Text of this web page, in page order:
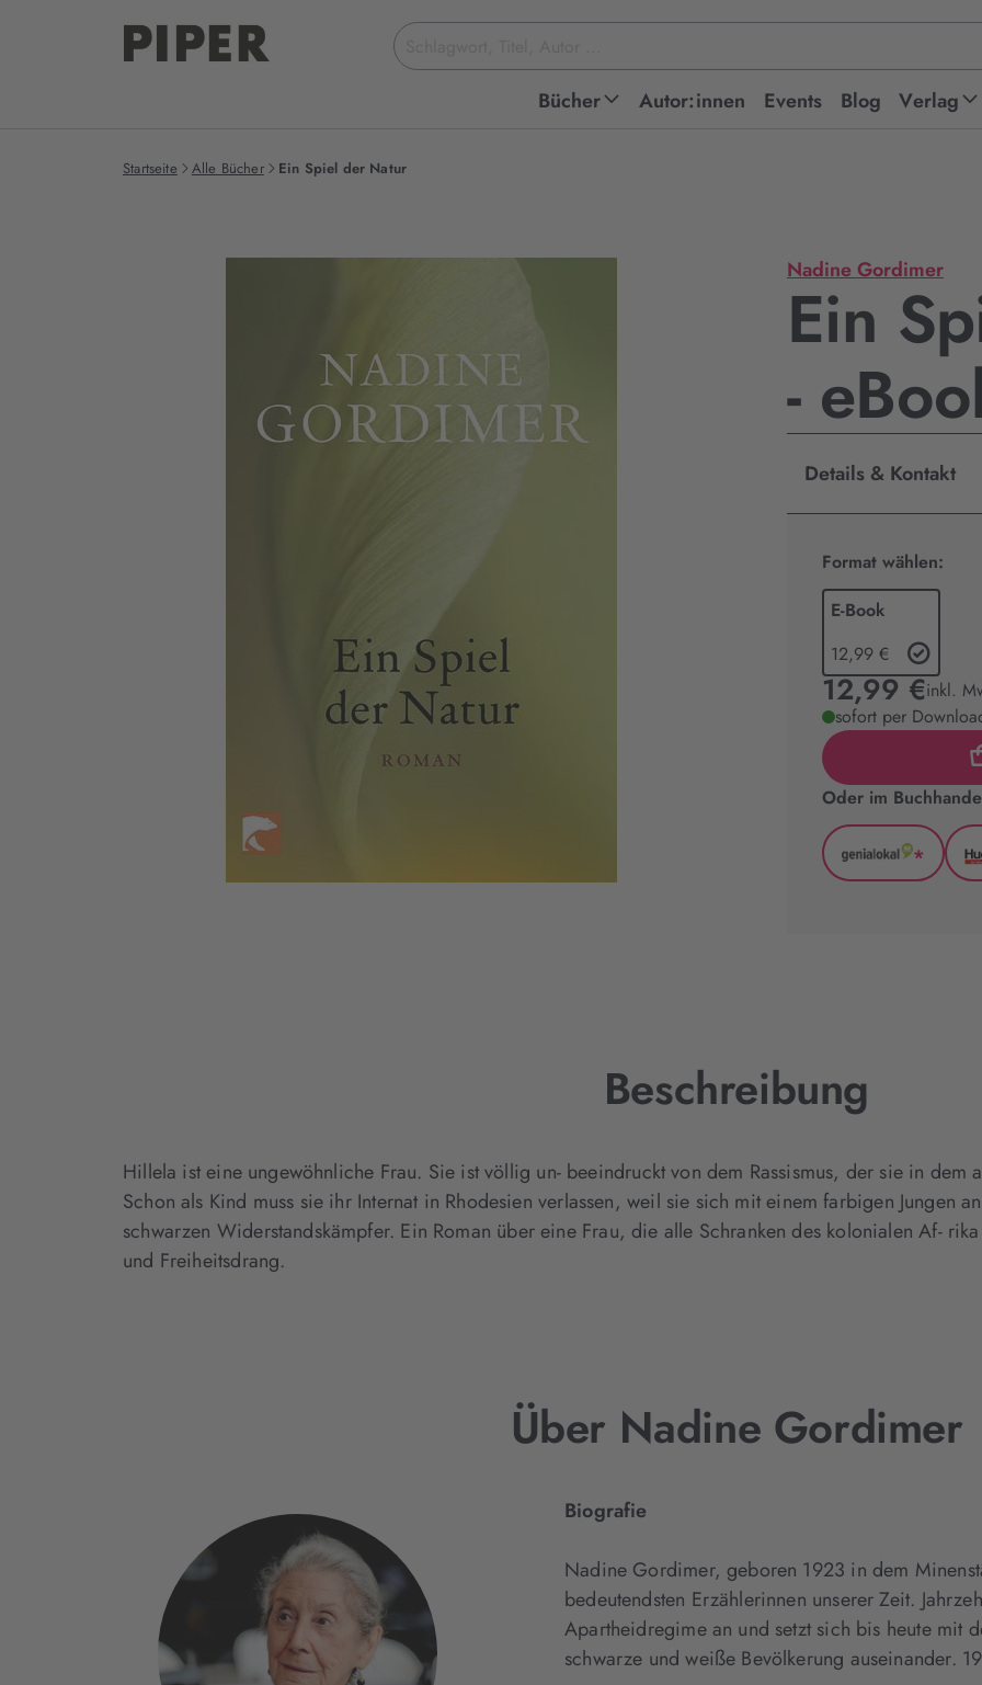
Suchbegriff
eingeben
Bücher Autor:innen Events Blog Verlag
Startseite Alle Bücher Ein Spiel der Natur
Nadine Gordimer
Ein
-
Details & Kontakt
Format wählen:
E-Book
12,99 €
12,99 €inkl.
sofort per
Oder im
*
Beschreibung
Hillela ist eine ungewöhnliche Frau. Sie ist völlig un- beeindruckt von dem Rassismus, der sie in dem
Schon als Kind muss sie ihr Internat in Rhodesien verlassen, weil sie sich mit einem farbigen Jungen
schwarzen Widerstandskämpfer. Ein Roman über eine Frau, die alle Schranken des kolonialen Af-
und Freiheitsdrang.
Über Nadine Gordimer
Biografie
Nadine Gordimer, geboren 1923 in dem
bedeutendsten Erzählerinnen unserer Zeit.
Apartheidregime an und setzt sich bis heute mit
schwarze und weiße Bevölkerung auseinander.